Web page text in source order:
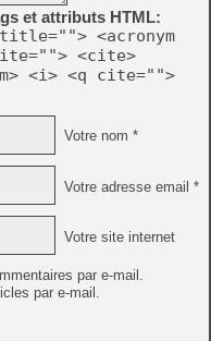
et attributs HTML:
<acronym
<cite>
<i> <q cite="">
Votre nom *
Votre adresse email *
Votre site internet
par e-mail.
par e-mail.